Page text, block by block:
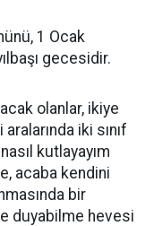
1 Ocak
gecesidir.
olanlar, ikiye
iki sınıf
kutlayayım
acaba kendini
bir
duyabilme hevesi